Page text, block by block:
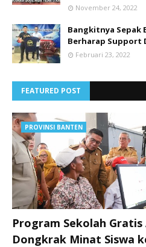
November 24, 2022
Bangkitnya Sepak
Berharap Support
Februari 23, 2022
FEATURED POST
PROVINSI BANTEN
Program Sekolah Gratis
Dongkrak Minat Siswa